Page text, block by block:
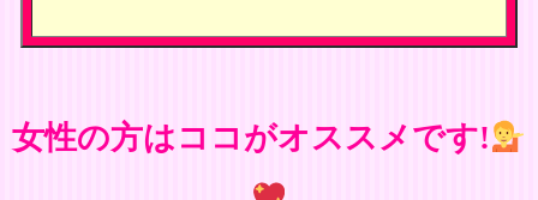
女性の方はココがオススメです!